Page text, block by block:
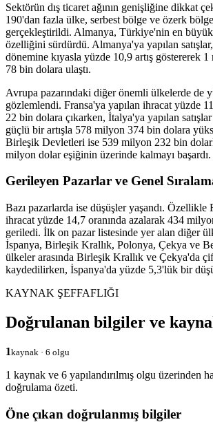
Sektörün dış ticaret ağının genişliğine dikkat
190'dan fazla ülke, serbest bölge ve özerk
gerçekleştirildi. Almanya, Türkiye'nin en büyük
özelliğini sürdürdü. Almanya'ya yapılan
dönemine kıyasla yüzde 10,9 artış göstererek
78 bin dolara ulaştı.
Avrupa pazarındaki diğer önemli ülkelerde de
gözlemlendi. Fransa'ya yapılan ihracat yüzde
22 bin dolara çıkarken, İtalya'ya yapılan
güçlü bir artışla 578 milyon 374 bin dolara
Birleşik Devletleri ise 539 milyon 232 bin
milyon dolar eşiğinin üzerinde kalmayı başardı.
Gerileyen Pazarlar ve Genel
Bazı pazarlarda ise düşüşler yaşandı. Özellikle
ihracat yüzde 14,7 oranında azalarak 434
geriledi. İlk on pazar listesinde yer alan diğer
İspanya, Birleşik Krallık, Polonya, Çekya ve
ülkeler arasında Birleşik Krallık ve Çekya'da
kaydedilirken, İspanya'da yüzde 5,3'lük bir
KAYNAK ŞEFFAFLIĞI
Doğrulanan bilgiler ve
1kaynak · 6 olgu
1 kaynak ve 6 yapılandırılmış olgu üzerinden
doğrulama özeti.
Öne çıkan doğrulanmış bilgiler